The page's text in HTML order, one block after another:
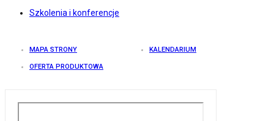
Szkolenia i konferencje
MAPA STRONY KALENDARIUM
OFERTA PRODUKTOWA